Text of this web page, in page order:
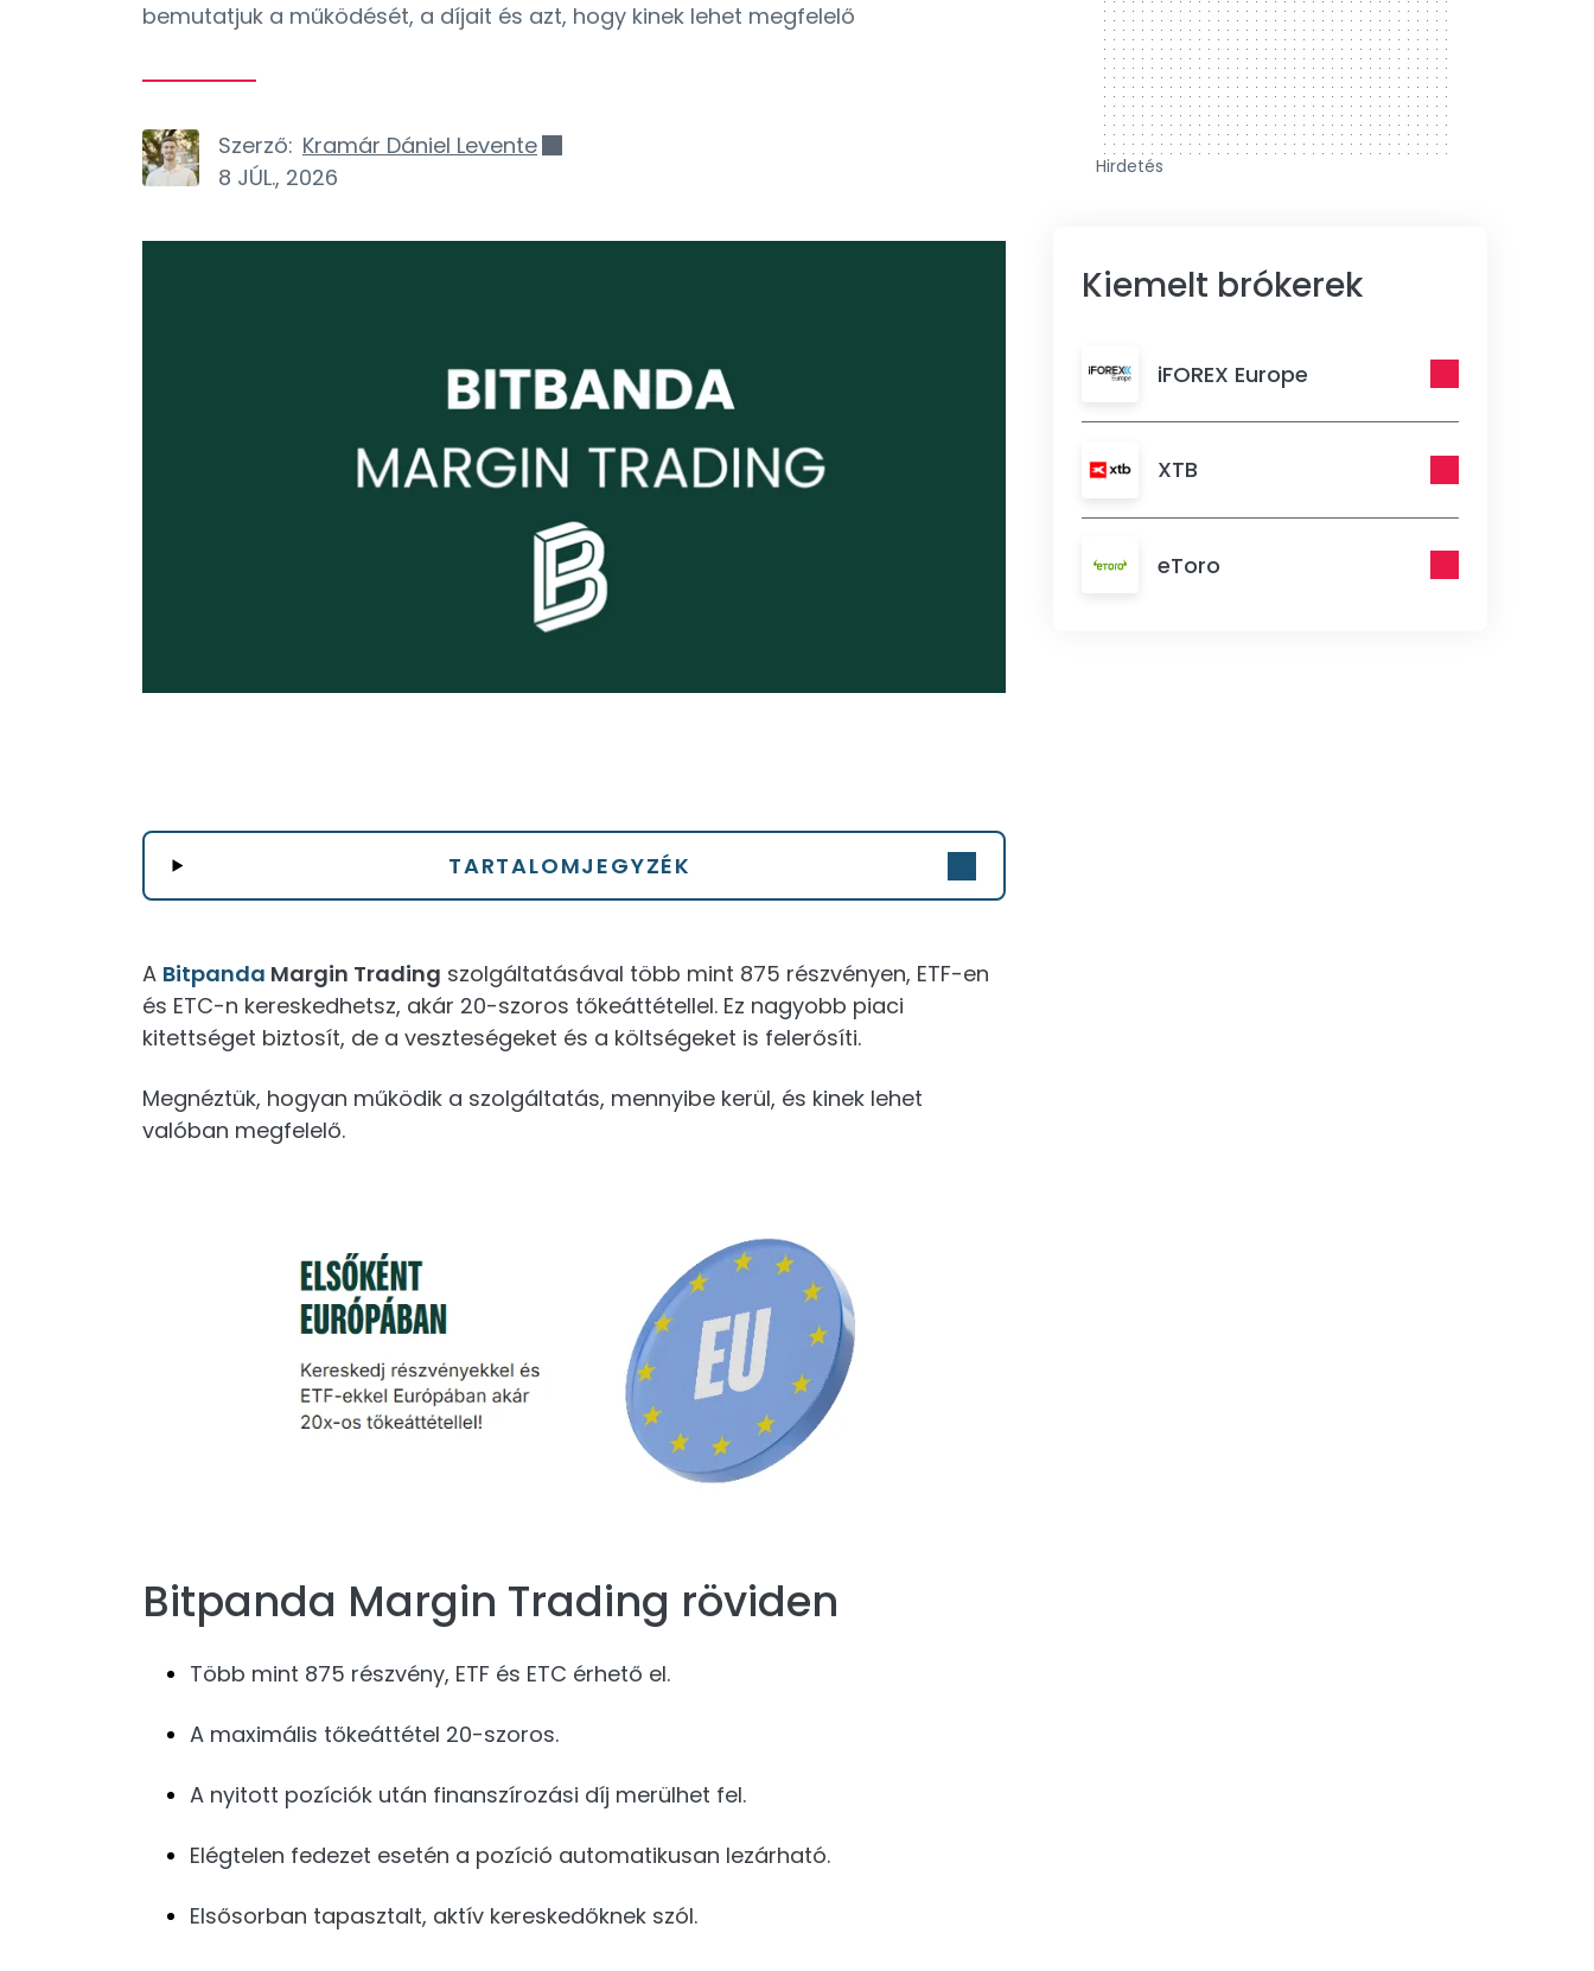
bemutatjuk a működését, a díjait és azt, hogy kinek lehet megfelelő
Szerző: Kramár Dániel Levente
8 JÚL., 2026
TARTALOMJEGYZÉK
A Bitpanda Margin Trading szolgáltatásával több mint 875 részvényen, ETF-en
és ETC-n kereskedhetsz, akár 20-szoros tőkeáttétellel. Ez nagyobb piaci
kitettséget biztosít, de a veszteségeket és a költségeket is felerősíti.
Megnéztük, hogyan működik a szolgáltatás, mennyibe kerül, és kinek lehet
valóban megfelelő.
Bitpanda Margin Trading röviden
Több mint 875 részvény, ETF és ETC érhető el.
A maximális tőkeáttétel 20-szoros.
A nyitott pozíciók után finanszírozási díj merülhet fel.
Elégtelen fedezet esetén a pozíció automatikusan lezárható.
Elsősorban tapasztalt, aktív kereskedőknek szól.
Hirdetés
Kiemelt brókerek
iFOREX Europe
XTB
eToro